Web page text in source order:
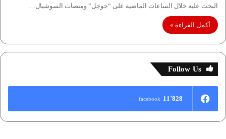
البحث عليه خلال الساعات الماضية على “جوجل” ومنصات السوشيال…
أكمل القراءة »
Follow Us
11٬828 facebook